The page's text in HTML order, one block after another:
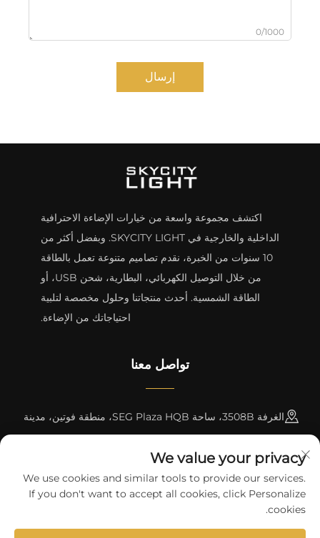
0/1000
إرسال
اكتشف مجموعة واسعة من خيارات الإضاءة الاحترافية
الداخلية والخارجية في SKYCITY LIGHT. وبفضل أكثر من
10 سنوات من الخبرة، نقدم تصاميم متنوعة تعمل بالطاقة
من خلال التوصيل الكهربائي، البطارية، شحن USB، أو
الطاقة الشمسية. أحدث منتجاتنا وحلول مخصصة لتلبية
احتياجاتك من الإضاءة.
تواصل معنا
الغرفة 3508B، ساحة SEG Plaza HQB، منطقة فوتين، مدينة
شنتشن
[email protected]
We value your privacy
We use cookies and similar tools to provide our services.
If you don't want to accept all cookies, click Personalize
cookies.